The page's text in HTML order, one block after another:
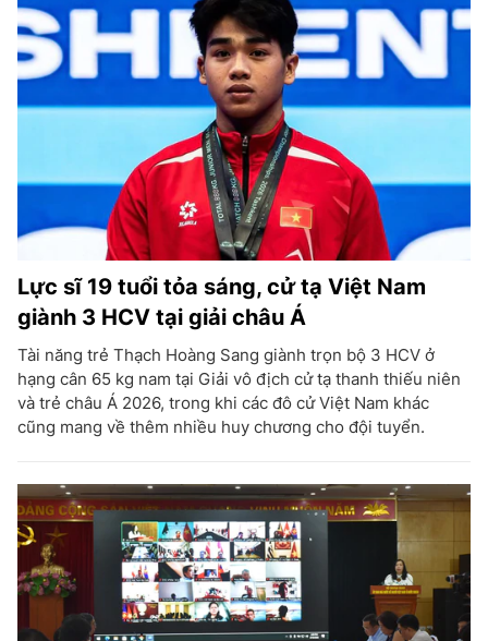
Lực sĩ 19 tuổi tỏa sáng, cử tạ Việt Nam
giành 3 HCV tại giải châu Á
Tài năng trẻ Thạch Hoàng Sang giành trọn bộ 3 HCV ở
hạng cân 65 kg nam tại Giải vô địch cử tạ thanh thiếu niên
và trẻ châu Á 2026, trong khi các đô cử Việt Nam khác
cũng mang về thêm nhiều huy chương cho đội tuyển.